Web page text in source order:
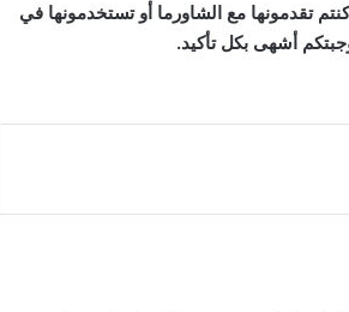
تقدمونها مع الشاورما أو تستخدمونها في
أشهى بكل تأكيد.